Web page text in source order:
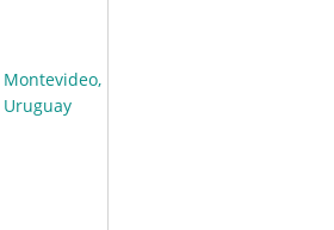
Montevideo,
Uruguay